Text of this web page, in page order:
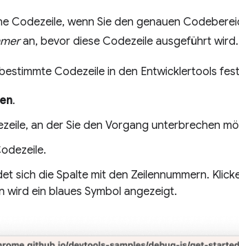
Codezeile, wenn Sie den genauen
an, bevor diese Codezeile ausgeführt wird.
Codezeile in den Entwicklertools
.
an der Sie den Vorgang unterbrechen
sich die Spalte mit den Zeilennummern.
wird ein blaues Symbol angezeigt.